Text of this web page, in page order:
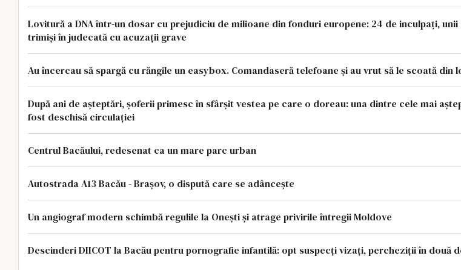
Lovitură a DNA într-un dosar cu prejudiciu de milioane din fonduri europene: 24 de inculpați,
trimiși în judecată cu acuzații grave
Au încercau să spargă cu răngile un easybox. Comandaseră telefoane și au vrut să le scoată din
După ani de așteptări, șoferii primesc în sfârșit vestea pe care o doreau: una dintre cele mai
fost deschisă circulației
Centrul Bacăului, redesenat ca un mare parc urban
Autostrada A13 Bacău - Brașov, o dispută care se adâncește
Un angiograf modern schimbă regulile la Onești și atrage privirile întregii Moldove
Descinderi DIICOT la Bacău pentru pornografie infantilă: opt suspecți vizați, percheziții în două